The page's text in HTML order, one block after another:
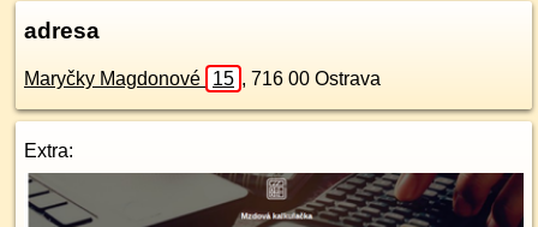
adresa
Maryčky Magdonové 15 , 716 00 Ostrava
Extra: